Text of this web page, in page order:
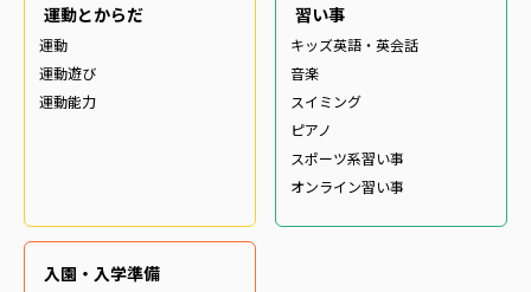
運動とからだ
運動
運動遊び
運動能力
習い事
キッズ英語・英会話
音楽
スイミング
ピアノ
スポーツ系習い事
オンライン習い事
入園・入学準備